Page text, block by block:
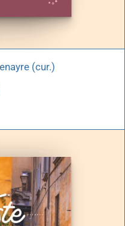
(cur.)